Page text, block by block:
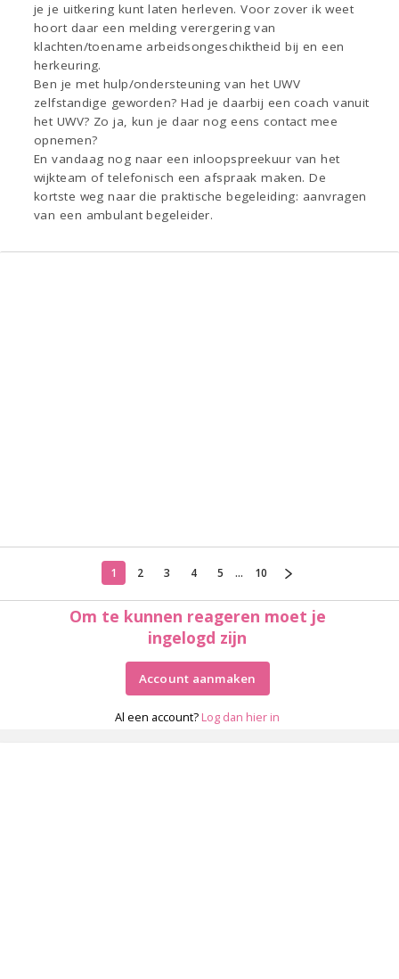
je je uitkering kunt laten herleven. Voor zover ik weet
hoort daar een melding verergering van
klachten/toename arbeidsongeschiktheid bij en een
herkeuring.
Ben je met hulp/ondersteuning van het UWV
zelfstandige geworden? Had je daarbij een coach vanuit
het UWV? Zo ja, kun je daar nog eens contact mee
opnemen?
En vandaag nog naar een inloopspreekuur van het
wijkteam of telefonisch een afspraak maken. De
kortste weg naar die praktische begeleiding: aanvragen
van een ambulant begeleider.
1 2 3 4 5 ... 10
Om te kunnen reageren moet je
ingelogd zijn
Account aanmaken
Al een account? Log dan hier in